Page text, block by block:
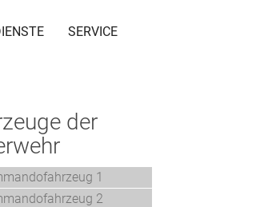
SERVICE
der
1
2